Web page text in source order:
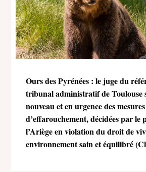
Ours des Pyrénées : le juge du
tribunal administratif de Toulouse
nouveau et en urgence des mesures
d’effarouchement, décidées par le
l’Ariège en violation du droit de
environnement sain et équilibré